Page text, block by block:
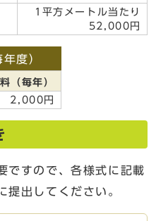
1平方メートル当たり
52,000円
度）
（毎年）
2,000円
ですので、各様式に記載
提出してください。